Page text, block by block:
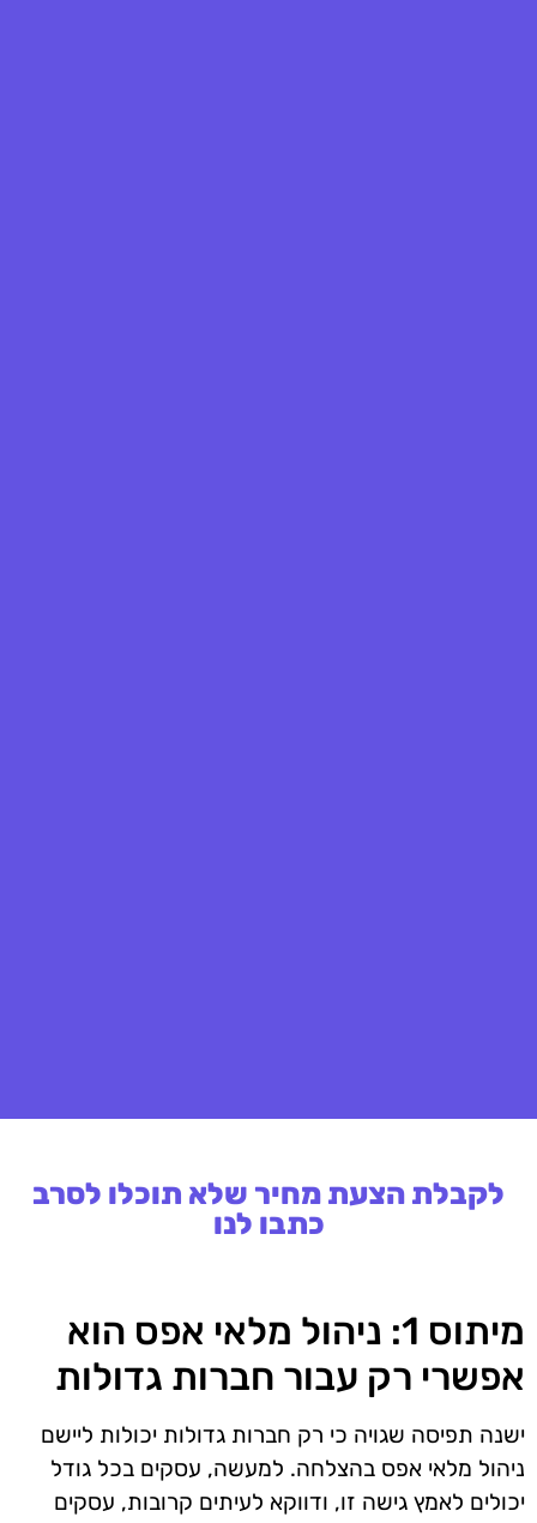
לקבלת הצעת מחיר שלא תוכלו לסרב
כתבו לנו
מיתוס 1: ניהול מלאי אפס הוא
אפשרי רק עבור חברות גדולות
ישנה תפיסה שגויה כי רק חברות גדולות יכולות ליישם
ניהול מלאי אפס בהצלחה. למעשה, עסקים בכל גודל
יכולים לאמץ גישה זו, ודווקא לעיתים קרובות, עסקים